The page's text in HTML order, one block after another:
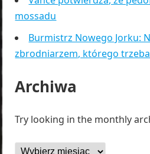
mossadu
Burmistrz Nowego Jorku:
zbrodniarzem, którego
Archiwa
Try looking in the monthly
Archiwa